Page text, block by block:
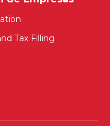
Tax Filling